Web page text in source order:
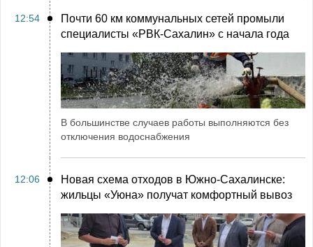
12:54
Почти 60 км коммунальных сетей промыли
специалисты «РВК‑Сахалин» с начала года
В большинстве случаев работы выполняются без
отключения водоснабжения
12:06
Новая схема отходов в Южно-Сахалинске:
жильцы «Уюна» получат комфортный вывоз